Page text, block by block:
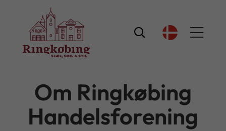

Om Ringkøbing
Handelsforening